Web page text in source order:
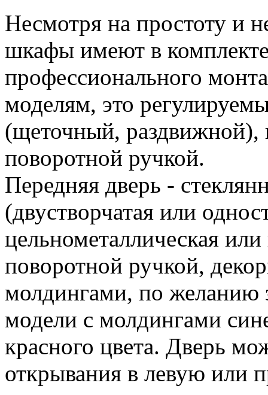
Несмотря на простоту и
шкафы имеют в
профессионального
моделям, это
(щеточный, раздвижной),
поворотной ручкой.
Передняя дверь -
(двустворчатая или
цельнометаллическая
поворотной ручкой,
молдингами, по желанию
модели с молдингами
красного цвета. Дверь
открывания в левую или